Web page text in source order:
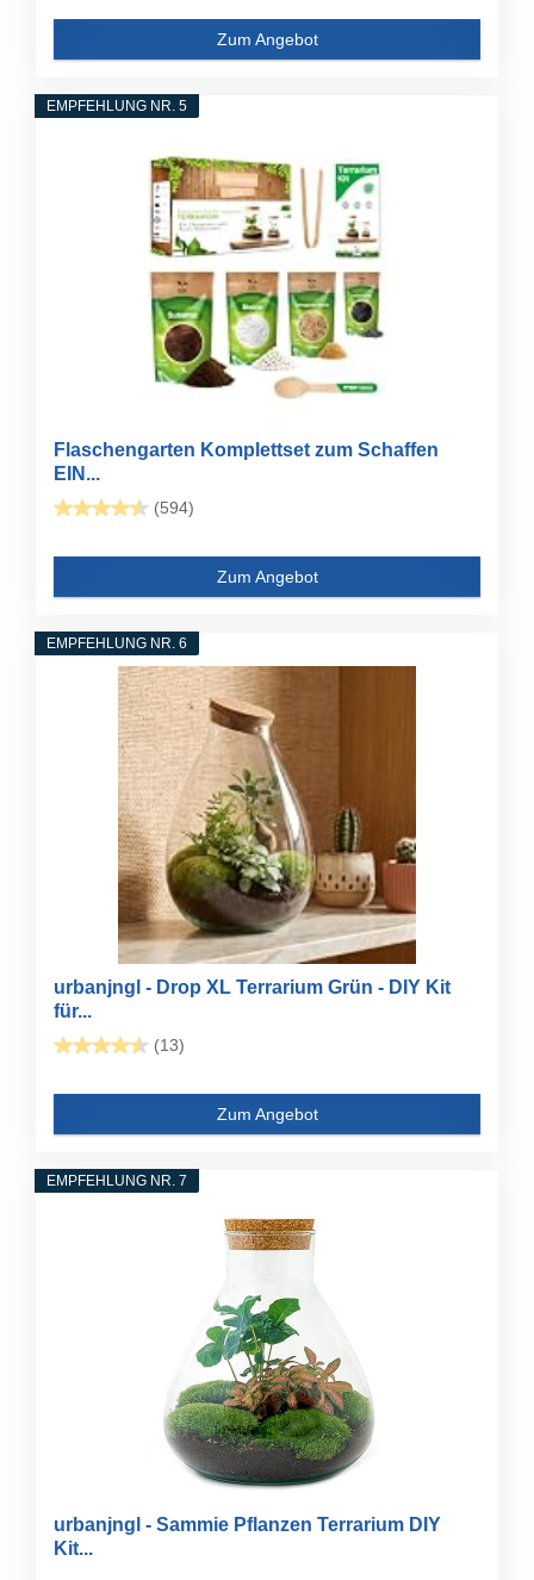
Zum Angebot
EMPFEHLUNG NR. 5
Flaschengarten Komplettset zum Schaffen
EIN...
(594)
Zum Angebot
EMPFEHLUNG NR. 6
urbanjngl - Drop XL Terrarium Grün - DIY Kit
für...
(13)
Zum Angebot
EMPFEHLUNG NR. 7
urbanjngl - Sammie Pflanzen Terrarium DIY
Kit...